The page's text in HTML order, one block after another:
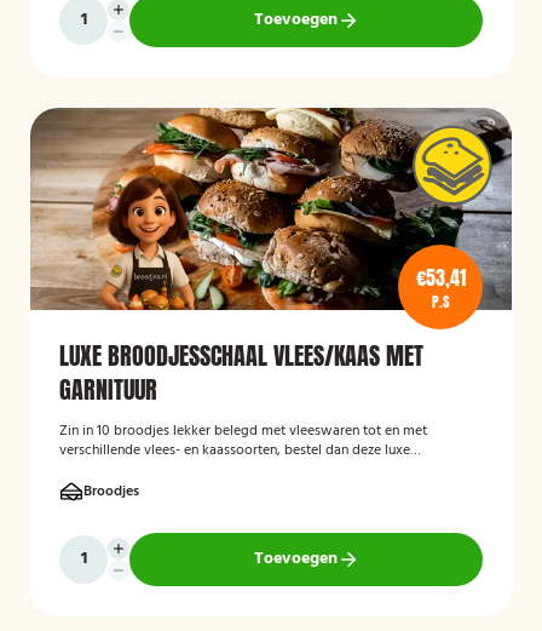
Toevoegen
€53,41
P.S
LUXE BROODJESSCHAAL VLEES/KAAS MET
GARNITUUR
Zin in 10 broodjes lekker belegd met vleeswaren tot en met
verschillende vlees- en kaassoorten, bestel dan deze luxe
Broodjes
Toevoegen